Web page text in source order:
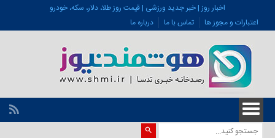
اخبار روز | خبر جدید ورزشی | قیمت روز طلا، دلار، سکه، خودرو
اعتبارات و مجوز ها
تماس با ما درباره ما